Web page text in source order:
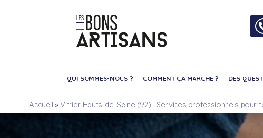
QUI SOMMES-NOUS ? COMMENT ÇA MARCHE ? DES
Accueil » Vitrier Hauts-de-Seine (92) : Services professionnels pour